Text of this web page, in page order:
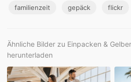
familienzeit gepäck flickr
Ähnliche Bilder zu Einpacken &
herunterladen